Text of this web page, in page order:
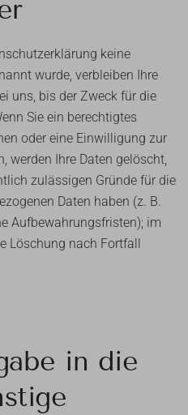
keine
wurde, verbleiben Ihre
uns, bis der Zweck für die
Sie ein berechtigtes
oder eine Einwilligung zur
werden Ihre Daten gelöscht,
zulässigen Gründe für die
Daten haben (z. B.
Aufbewahrungsfristen); im
Löschung nach Fortfall
in die